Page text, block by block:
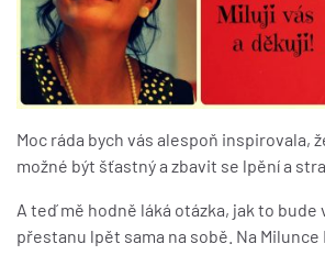
Moc ráda bych vás alespoň inspirovala,
možné být šťastný a zbavit se lpění a
A teď mě hodně láká otázka, jak to bude
přestanu lpět sama na sobě. Na Milunce